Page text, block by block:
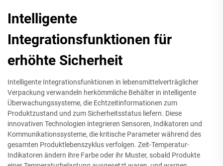
Intelligente
Integrationsfunktionen für
erhöhte Sicherheit
Intelligente Integrationsfunktionen in lebensmittelverträglicher
Verpackung verwandeln herkömmliche Behälter in intelligente
Überwachungssysteme, die Echtzeitinformationen zum
Produktzustand und zum Sicherheitsstatus liefern. Diese
innovativen Technologien integrieren Sensoren, Indikatoren und
Kommunikationssysteme, die kritische Parameter während des
gesamten Produktlebenszyklus verfolgen. Zeit-Temperatur-
Indikatoren ändern ihre Farbe oder ihr Muster, sobald Produkte